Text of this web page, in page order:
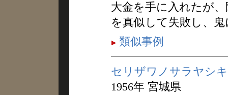
大金を手に入れたが
を真似して失敗し、
類似事例
セリザワノサラヤシキ
1956年 宮城県